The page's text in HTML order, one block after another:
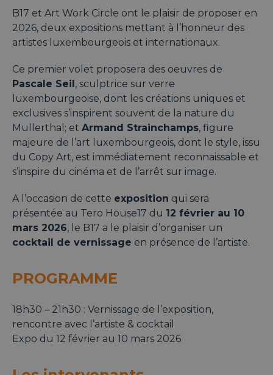
B17 et Art Work Circle ont le plaisir de proposer en
2026, deux expositions mettant à l’honneur des
artistes luxembourgeois et internationaux.
Ce premier volet proposera des oeuvres de
Pascale Seil, sculptrice sur verre
luxembourgeoise, dont les créations uniques et
exclusives s’inspirent souvent de la nature du
Mullerthal; et Armand Strainchamps, figure
majeure de l’art luxembourgeois, dont le style, issu
du Copy Art, est immédiatement reconnaissable et
s’inspire du cinéma et de l’arrêt sur image.
A l’occasion de cette exposition qui sera
présentée au Tero House17 du 12 février au 10
mars 2026, le B17 a le plaisir d’organiser un
cocktail de vernissage en présence de l’artiste.
PROGRAMME
18h30 – 21h30 : Vernissage de l’exposition,
rencontre avec l’artiste & cocktail
Expo du 12 février au 10 mars 2026